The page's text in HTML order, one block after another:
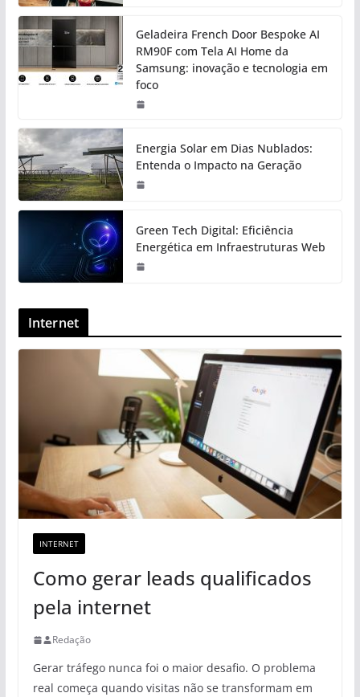
Geladeira French Door Bespoke AI
RM90F com Tela AI Home da
Samsung: inovação e tecnologia em
foco
Energia Solar em Dias Nublados:
Entenda o Impacto na Geração
Green Tech Digital: Eficiência
Energética em Infraestruturas Web
Internet
INTERNET
Como gerar leads qualificados
pela internet
Redação
Gerar tráfego nunca foi o maior desafio. O problema
real começa quando visitas não se transformam em